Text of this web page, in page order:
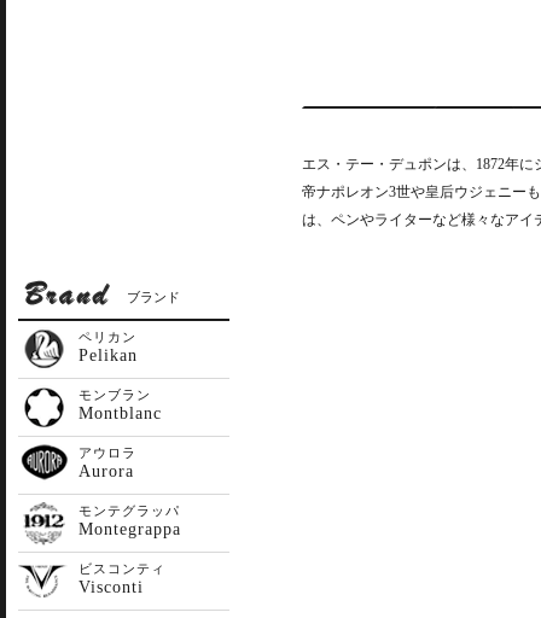
エス・テー・デュポンは、1872年
帝ナポレオン3世や皇后ウジェニー
は、ペンやライターなど様々なア
ブランド
ペリカン
Pelikan
モンブラン
Montblanc
アウロラ
Aurora
モンテグラッパ
Montegrappa
ビスコンティ
Visconti